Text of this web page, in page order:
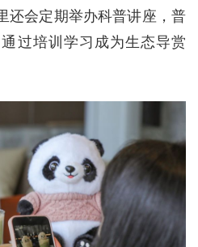
还会定期举办科普讲座，普
过培训学习成为生态导赏